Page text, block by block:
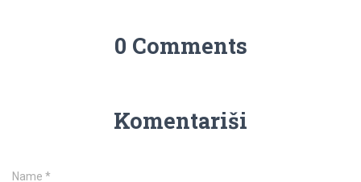
0 Comments
Komentariši
Name *